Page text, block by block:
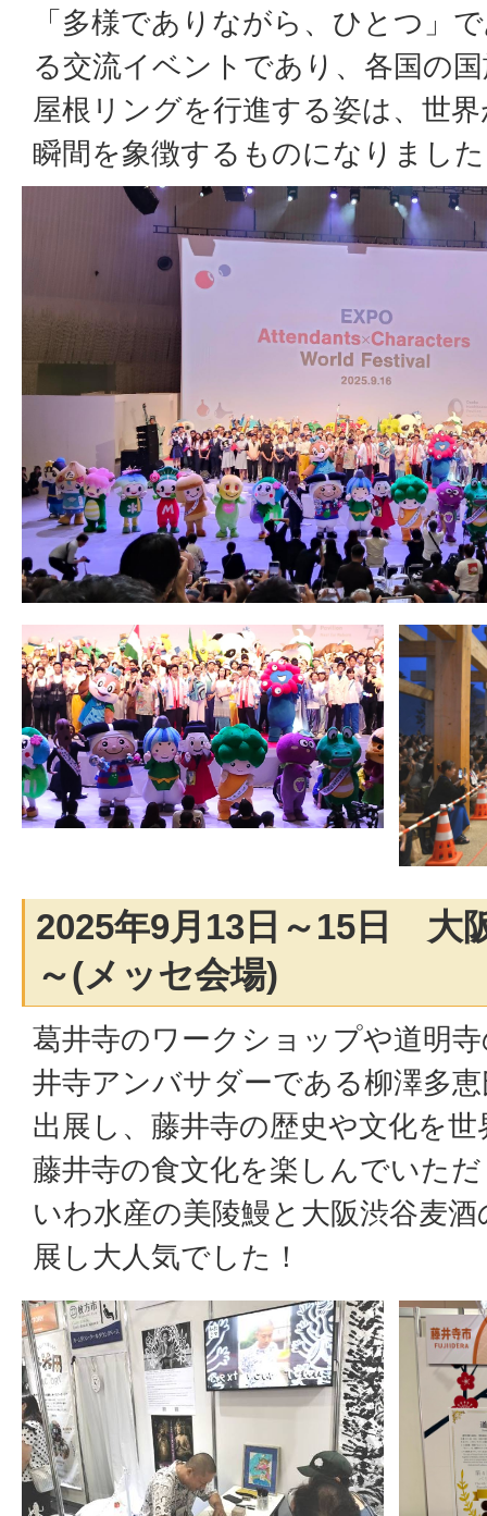
「多様でありながら、ひとつ」
る交流イベントであり、各国の
屋根リングを行進する姿は、世
瞬間を象徴するものになりまし
2025年9月13日～15日 大
～(メッセ会場)
葛井寺のワークショップや道明
井寺アンバサダーである柳澤多
出展し、藤井寺の歴史や文化を
藤井寺の食文化を楽しんでいた
いわ水産の美陵鰻と大阪渋谷麦
展し大人気でした！